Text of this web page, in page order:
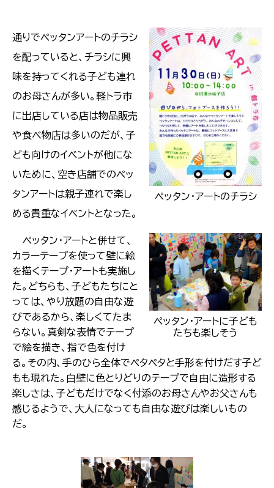
ペッタン・アートのチラシ
通りでペッタンアートのチラシ
を配っていると、チラシに興
味を持ってくれる子ども連れ
のお母さんが多い。軽トラ市
に出店している店は物品販売
や食べ物店は多いのだが、子
ども向けのイベントが他にな
いために、空き店舗でのペッ
タンアートは親子連れで楽し
める貴重なイベントとなった。
ペッタン・アートに子ども
たちも楽しそう
ペッタン・アートと併せて、
カラーテープを使って壁に絵
を描くテープ・アートも実施し
た。どちらも、子どもたちにと
っては、やり放題の自由な遊
びであるから、楽しくてたま
らない。真剣な表情でテープ
で絵を描き、指で色を付け
る。その内、手のひら全体でペタペタと手形を付けだす子ど
もも現れた。白壁に色とりどりのテープで自由に造形する
楽しさは、子どもだけでなく付添のお母さんやお父さんも
感じるようで、大人になっても自由な遊びは楽しいもの
だ。